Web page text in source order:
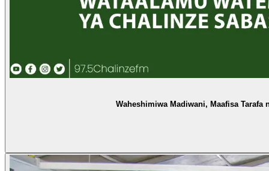
Waheshimiwa Madiwani, Maafisa Tarafa